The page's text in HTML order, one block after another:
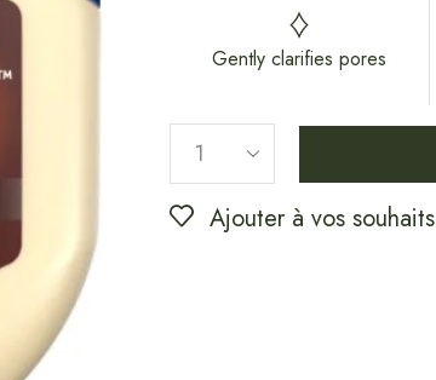
Gently clarifies pores
Ajouter à vos souhaits